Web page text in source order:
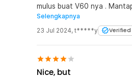
mulus buat V60 nya .
. Thanks Jaknot.
Selengkapnya
23 Jul 2024, t*****y Verified
Nice, but